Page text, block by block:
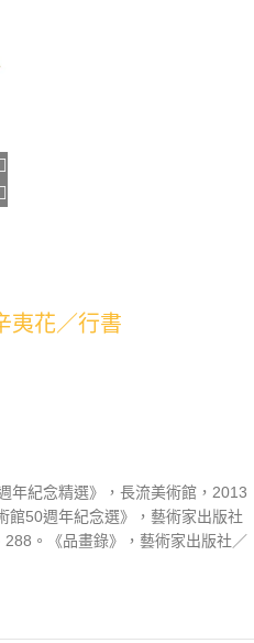
夷花／行書
年紀念精選》，長流美術館，2013
館50週年紀念選》，藝術家出版社
。《品畫錄》，藝術家出版社／